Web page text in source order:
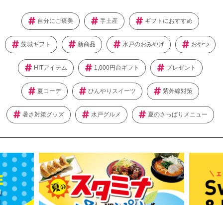
自分にご褒美 手土産 ギフトにおすすめ
茨城ギフト 新商品 水戸のおみやげ おやつ
HITアイテム 1,000円台ギフト プレゼント
夏コーデ ひんやりスイーツ 紫外線対策
暑さ対策グッズ 水戸グルメ 夏のさっぱりメニュー